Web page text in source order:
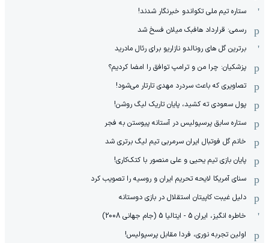
ستاره تیم ملی تکواندو خبرنگار شدند!
رسمی: قرارداد هافبک میلان فسخ شد
برترین گل های رونالدو نازاریو برای رئال مادرید
پزشکیان: چرا من و ترامپ توافق را امضا کردیم؟
تصاویری که باعث سردرد مهدی تارتار می‌شود!
پول سعودی ته کشید، پایان تاریک لیگ روشن!
ستاره سابق پرسپولیس در آستانه پیوستن به فجر
خانم گل فوتبال ایران سرمربی تیم لیگ برتری شد
پایان بازی تیم یحیی و علی منصور با کتک‌کاری!
سنای آمریکا لایحه تحریم ایران و روسیه را تصویب کرد
دلیل غیبت کاپیتان استقلال در بازی دوستانه
خاطره انگیز، ایران 5 - ایتالیا 5 (جام جهانی 2008)
اولین تجربه نوری، فردا مقابل پرسپولیس!